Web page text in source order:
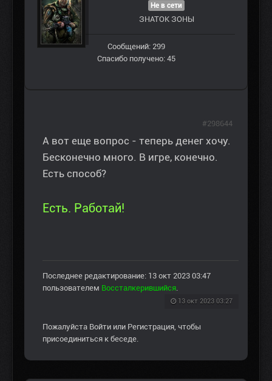
Не в сети
ЗНАТОК ЗОНЫ
Сообщений: 299
Спасибо получено: 45
А вот еще вопрос - теперь денег хочу.
Бесконечно много. В игре, конечно.
Есть способ?
Есть. Работай!
Последнее редактирование: 13 окт 2023 03:47
пользователем Воссталкерившийся
13 окт 2023 03:27
#298644
Пожалуйста Войти или Регистрация , чтобы
присоединиться к беседе.